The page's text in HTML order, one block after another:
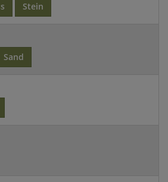
Stein
Sand